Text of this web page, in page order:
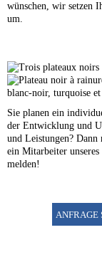
wünschen, wir setzen
um.
Sie planen ein
der Entwicklung und
und Leistungen?
ein Mitarbeiter
melden!
ANFRAGE